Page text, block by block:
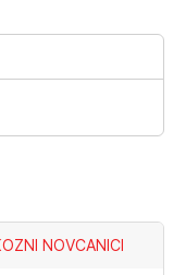
NOVCANICI